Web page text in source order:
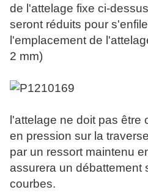
de l'attelage fixe ci-
seront réduits pour
l'emplacement de
2 mm)
l'attelage ne doit pas être
en pression sur la
par un ressort maintenu
assurera un débattement
courbes.